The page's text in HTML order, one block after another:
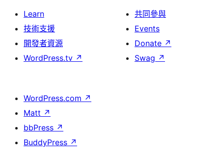
Learn
技術支援
開發者資源
WordPress.tv ↗
共同參與
Events
Donate ↗
Swag ↗
WordPress.com ↗
Matt ↗
bbPress ↗
BuddyPress ↗